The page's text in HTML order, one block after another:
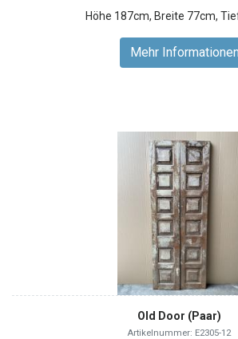
Höhe 187cm, Breite 77cm,
Mehr Informationen
Old Door (Paar)
Artikelnummer: E2305-12